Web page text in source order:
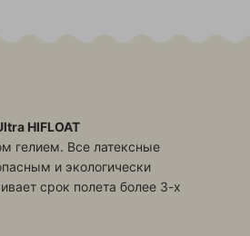
HIFLOAT
гелием. Все латексные
и экологически
срок полета более 3-х